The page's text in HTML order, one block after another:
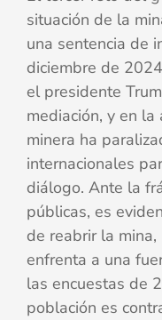
situación de la
una sentencia de
diciembre de
el presidente
mediación, y en
minera ha
internacionales
diálogo. Ante la
públicas, es
de reabrir la
enfrenta a una
las encuestas de
población es